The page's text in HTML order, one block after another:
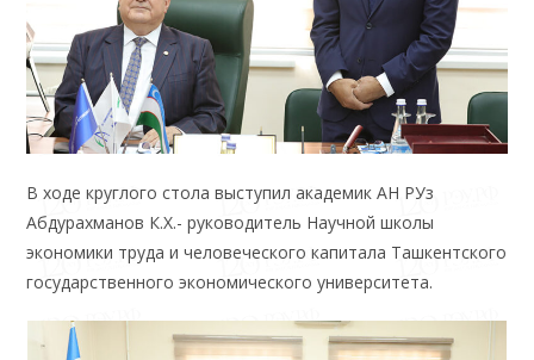
В ходе круглого стола выступил академик АН РУз
Абдурахманов К.Х.- руководитель Научной школы
экономики труда и человеческого капитала Ташкентского
государственного экономического университета.